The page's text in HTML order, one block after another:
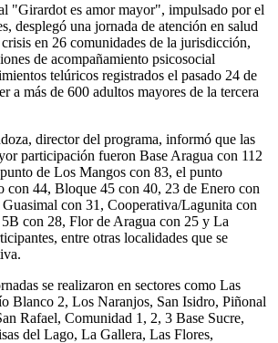
"Girardot es amor mayor", impulsado por el
desplegó una jornada de atención en salud
en 26 comunidades de la jurisdicción,
de acompañamiento psicosocial
telúricos registrados el pasado 24 de
a más de 600 adultos mayores de la tercera
director del programa, informó que las
participación fueron Base Aragua con 112
de Los Mangos con 83, el punto
con 44, Bloque 45 con 40, 23 de Enero con
con 31, Cooperativa/Lagunita con
con 28, Flor de Aragua con 25 y La
entre otras localidades que se
se realizaron en sectores como Las
Blanco 2, Los Naranjos, San Isidro, Piñonal
Rafael, Comunidad 1, 2, 3 Base Sucre,
del Lago, La Gallera, Las Flores,